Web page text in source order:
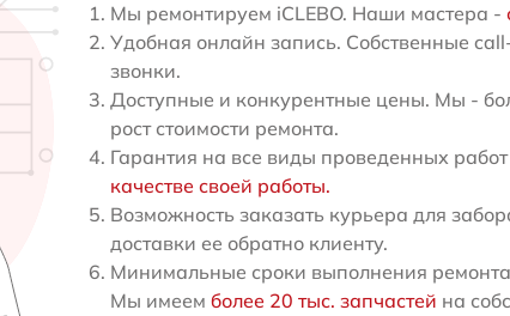
Мы ремонтируем iCLEBO. Наши мастера -
Удобная онлайн запись. Собственные
звонки.
Доступные и конкурентные цены. Мы -
рост стоимости ремонта.
Гарантия на все виды проведенных
качестве своей работы.
Возможность заказать курьера для
доставки ее обратно клиенту.
Минимальные сроки выполнения
Мы имеем более 20 тыс. запчастей на